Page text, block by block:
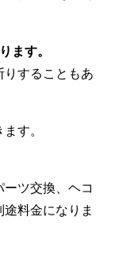
ます。
りすることもあ
す。
ツ交換、ヘコ
料金になりま